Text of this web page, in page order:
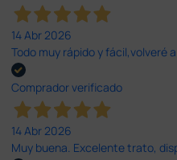
14 Abr 2026
Todo muy rápido y fácil,volveré
Comprador verificado
14 Abr 2026
Muy buena. Excelente trato,